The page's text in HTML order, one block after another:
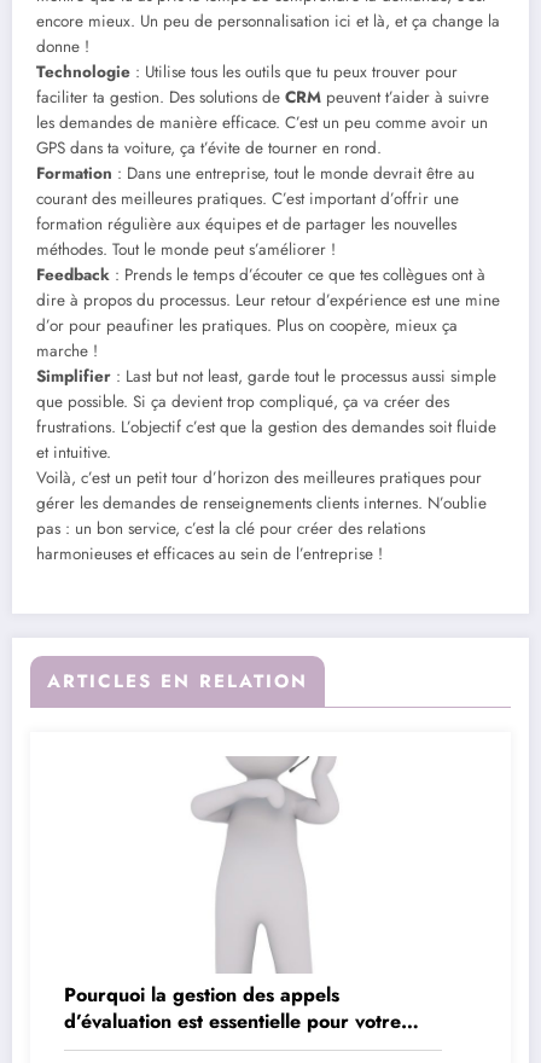
encore mieux. Un peu de personnalisation ici et là, et ça change la
donne !
Technologie : Utilise tous les outils que tu peux trouver pour
faciliter ta gestion. Des solutions de CRM peuvent t’aider à suivre
les demandes de manière efficace. C’est un peu comme avoir un
GPS dans ta voiture, ça t’évite de tourner en rond.
Formation : Dans une entreprise, tout le monde devrait être au
courant des meilleures pratiques. C’est important d’offrir une
formation régulière aux équipes et de partager les nouvelles
méthodes. Tout le monde peut s’améliorer !
Feedback : Prends le temps d’écouter ce que tes collègues ont à
dire à propos du processus. Leur retour d’expérience est une mine
d’or pour peaufiner les pratiques. Plus on coopère, mieux ça
marche !
Simplifier : Last but not least, garde tout le processus aussi simple
que possible. Si ça devient trop compliqué, ça va créer des
frustrations. L’objectif c’est que la gestion des demandes soit fluide
et intuitive.
Voilà, c’est un petit tour d’horizon des meilleures pratiques pour
gérer les demandes de renseignements clients internes. N’oublie
pas : un bon service, c’est la clé pour créer des relations
harmonieuses et efficaces au sein de l’entreprise !
ARTICLES EN RELATION
Pourquoi la gestion des appels
d’évaluation est essentielle pour votre
entreprise